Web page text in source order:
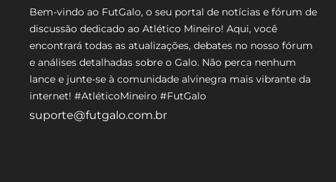
Bem-vindo ao FutGalo, o seu portal de notícias e fórum de
discussão dedicado ao Atlético Mineiro! Aqui, você
encontrará todas as atualizações, debates no nosso fórum
e análises detalhadas sobre o Galo. Não perca nenhum
lance e junte-se à comunidade alvinegra mais vibrante da
internet! #AtléticoMineiro #FutGalo
suporte@futgalo.com.br